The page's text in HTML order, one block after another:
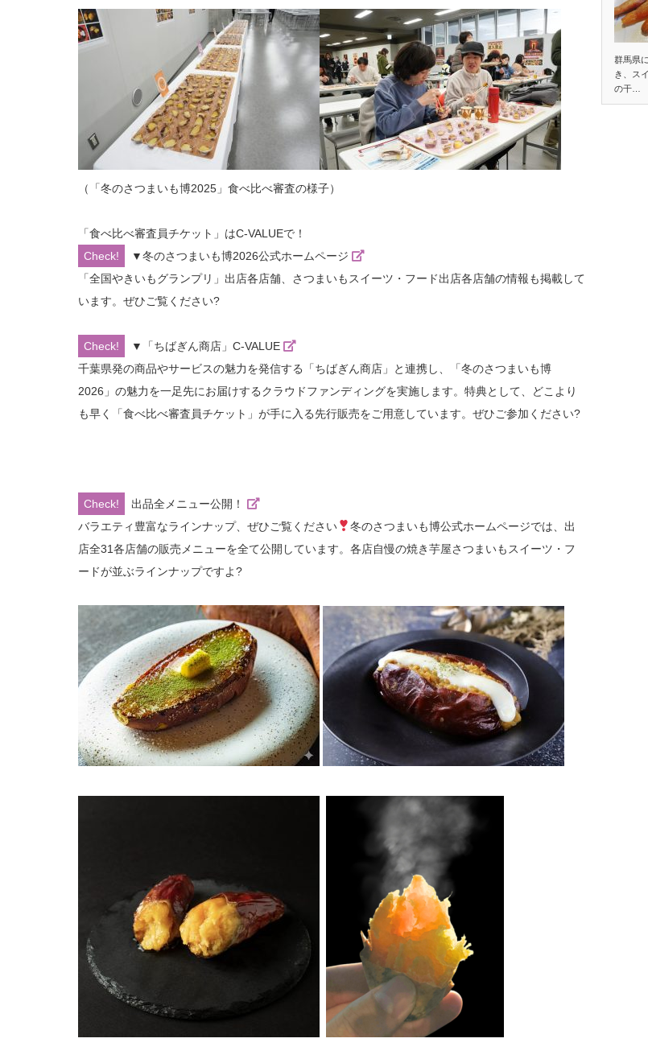
（「冬のさつまいも博2025」食べ比べ審査の様子）
「食べ比べ審査員チケット」はC-VALUEで！
▼冬のさつまいも博2026公式ホームページ
「全国やきいもグランプリ」出店各店舗、さつまいもスイーツ・フード出店各店舗の情報も掲載して
います。ぜひご覧ください?
▼「ちばぎん商店」C-VALUE
千葉県発の商品やサービスの魅力を発信する「ちばぎん商店」と連携し、「冬のさつまいも博
2026」の魅力を一足先にお届けするクラウドファンディングを実施します。特典として、どこより
も早く「食べ比べ審査員チケット」が手に入る先行販売をご用意しています。ぜひご参加ください?
出品全メニュー公開！
バラエティ豊富なラインナップ、ぜひご覧ください
冬のさつまいも博公式ホームページでは、出
店全31各店舗の販売メニューを全て公開しています。各店自慢の焼き芋屋さつまいもスイーツ・フ
ードが並ぶラインナップですよ?
群馬県
き、ス
の干…